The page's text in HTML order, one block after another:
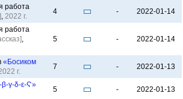
работа
, 2022 г.
4 - 2022-01-14
работа
,
5 - 2022-01-14
«Босиком
г.
7 - 2022-01-13
β-γ-δ-ε-Ϛ»
5 - 2022-01-13